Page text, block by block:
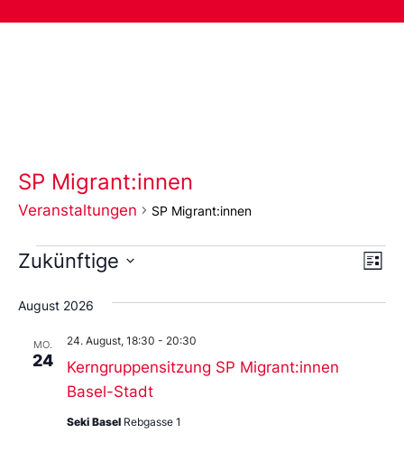
SP Migrant:innen
Veranstaltungen SP Migrant:innen
Liste
Zukünftige
Sie
das
aus.
August 2026
MO.
24
Kerngruppensitzung SP Migrant:innen
Basel-Stadt
24. August, 18:30 - 20:30
Seki Basel Rebgasse 1